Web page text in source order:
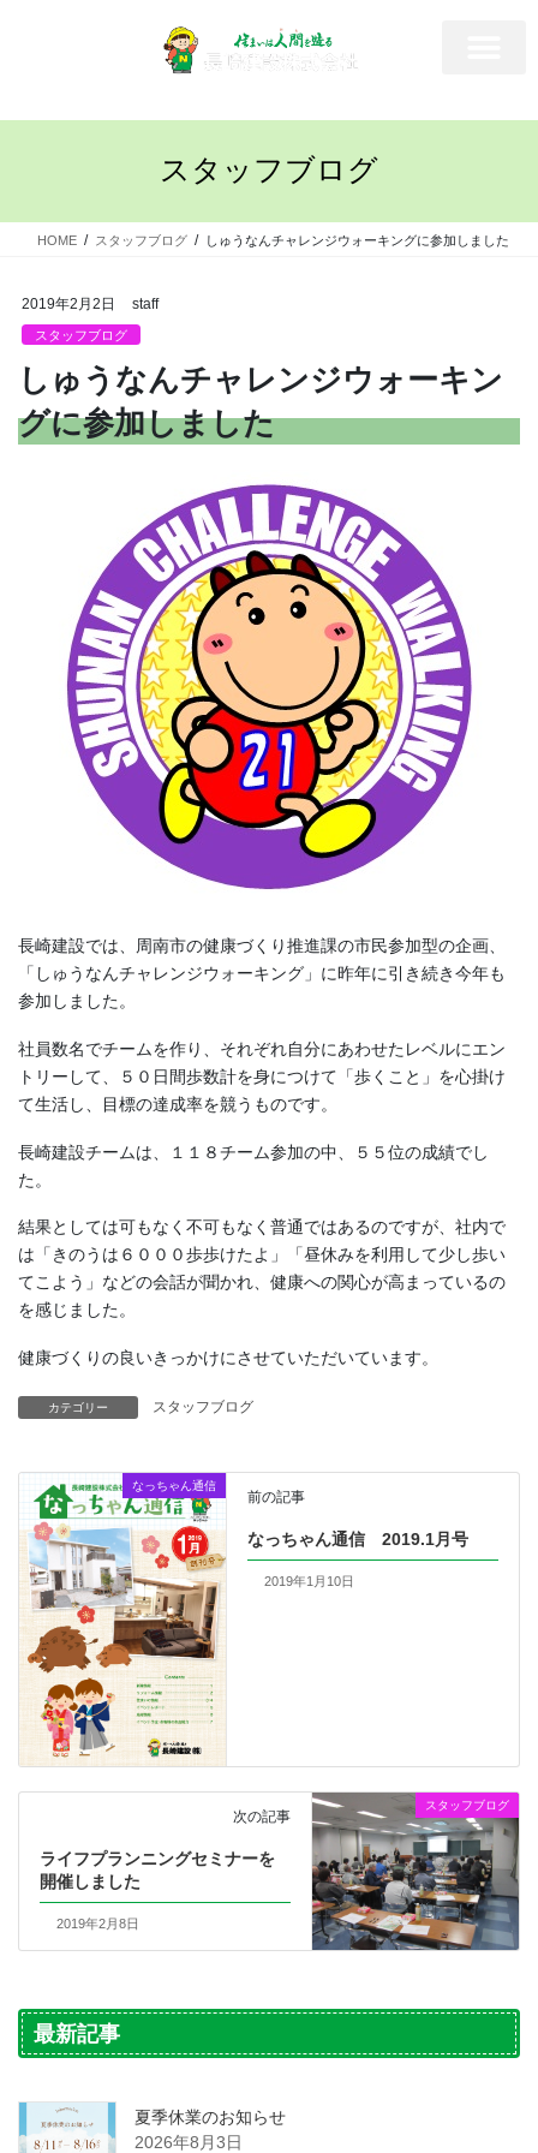
スタッフブログ
HOME スタッフブログ しゅうなんチャレンジウォーキングに参加しました
2019年2月2日 staff
スタッフブログ
しゅうなんチャレンジウォーキン
グに参加しました
長崎建設では、周南市の健康づくり推進課の市民参加型の企画、
「しゅうなんチャレンジウォーキング」に昨年に引き続き今年も
参加しました。
社員数名でチームを作り、それぞれ自分にあわせたレベルにエン
トリーして、５０日間歩数計を身につけて「歩くこと」を心掛け
て生活し、目標の達成率を競うものです。
長崎建設チームは、１１８チーム参加の中、５５位の成績でし
た。
結果としては可もなく不可もなく普通ではあるのですが、社内で
は「きのうは６０００歩歩けたよ」「昼休みを利用して少し歩い
てこよう」などの会話が聞かれ、健康への関心が高まっているの
を感じました。
健康づくりの良いきっかけにさせていただいています。
カテゴリー スタッフブログ
なっちゃん通信
前の記事
なっちゃん通信 2019.1月号
2019年1月10日
スタッフブログ
次の記事
ライフプランニングセミナーを
開催しました
2019年2月8日
最新記事
夏季休業のお知らせ
2026年8月3日